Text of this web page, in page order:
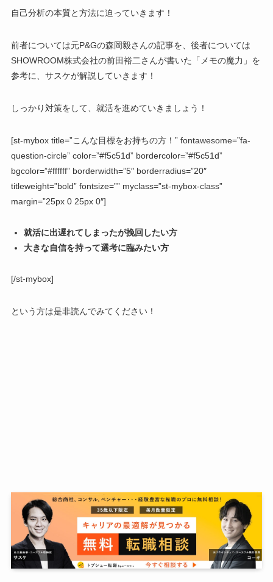
自己分析の本質と方法に迫っていきます！
前者については元P&Gの森岡毅さんの記事を、後者については
SHOWROOM株式会社の前田裕二さんが書いた「メモの魔力」を
参考に、サスケが解説していきます！
しっかり対策をして、就活を進めていきましょう！
[st-mybox title=”こんな目標をお持ちの方！” fontawesome=”fa-
question-circle” color=”#f5c51d” bordercolor=”#f5c51d”
bgcolor=”#ffffff” borderwidth=”5″ borderradius=”20″
titleweight=”bold” fontsize=”” myclass=”st-mybox-class”
margin=”25px 0 25px 0″]
就活に出遅れてしまったが挽回したい方
大きな自信を持って選考に臨みたい方
[/st-mybox]
という方は是非読んでみてください！